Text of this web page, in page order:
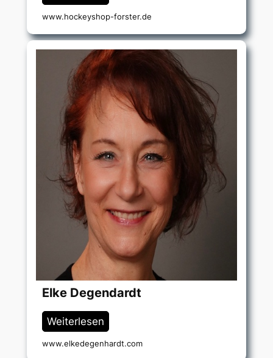
www.hockeyshop-forster.de
Elke Degendardt
Weiterlesen
www.elkedegenhardt.com